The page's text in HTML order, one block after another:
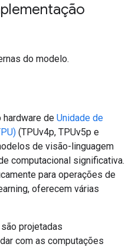
do modelo.
hardware de Unidade de
(TPUv4p, TPUv5p e
de visão-linguagem
computacional significativa.
para operações de
oferecem várias
projetadas
com as computações